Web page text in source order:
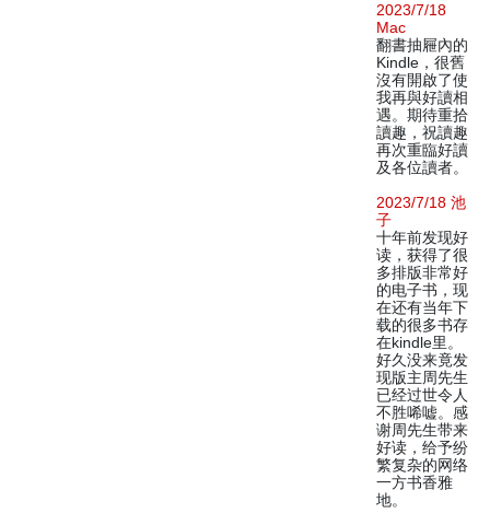
2023/7/18
Mac
翻書抽屜內的
Kindle，很舊
沒有開啟了使
我再與好讀相
遇。期待重拾
讀趣，祝讀趣
再次重臨好讀
及各位讀者。
2023/7/18 池
子
十年前发现好
读，获得了很
多排版非常好
的电子书，现
在还有当年下
载的很多书存
在kindle里。
好久没来竟发
现版主周先生
已经过世令人
不胜唏嘘。感
谢周先生带来
好读，给予纷
繁复杂的网络
一方书香雅
地。